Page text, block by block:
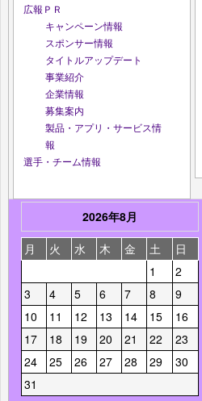
広報ＰＲ
キャンペーン情報
スポンサー情報
タイトルアップデート
事業紹介
企業情報
募集案内
製品・アプリ・サービス情
報
選手・チーム情報
2026年8月
月
火 水 木 金 土
日
1
2
3
4 5 6 7 8
9
10
11 12 13 14 15
16
17
18 19 20 21 22
23
24
25 26 27 28 29
30
31